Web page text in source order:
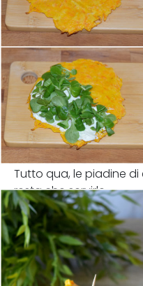
Tutto qua, le piadine
resta che servirle.